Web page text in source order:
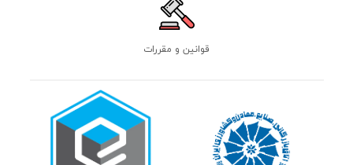
قوانین و مقررات